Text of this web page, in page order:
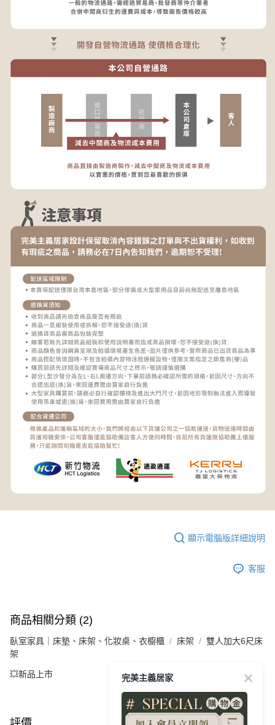
顯示電腦版詳細說明
客服
商品相關分類 (2)
臥室家具｜床墊、床架、化妝桌、衣櫥櫃 床架
雙人加大6尺床
架
💥新品上市 完美主義居家